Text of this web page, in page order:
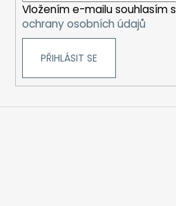
Vložením e-mailu souhlasím s
ochrany osobních údajů
PŘIHLÁSIT SE